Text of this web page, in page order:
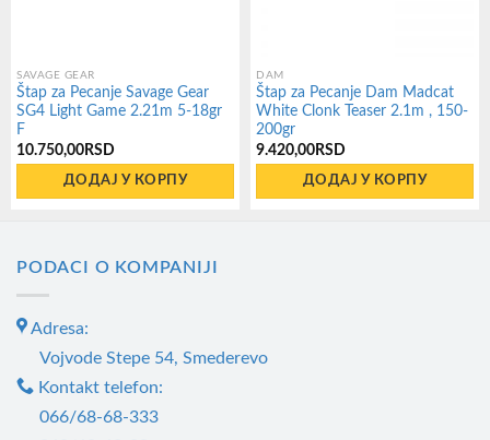
SAVAGE GEAR
Štap za Pecanje Savage Gear
SG4 Light Game 2.21m 5-18gr
F
10.750,00 RSD
ДОДАЈ У КОРПУ
DAM
Štap za Pecanje Dam Madcat
White Clonk Teaser 2.1m , 150-
200gr
9.420,00 RSD
ДОДАЈ У КОРПУ
PODACI O KOMPANIJI
Adresa:
Vojvode Stepe 54, Smederevo
Kontakt telefon:
066/68-68-333